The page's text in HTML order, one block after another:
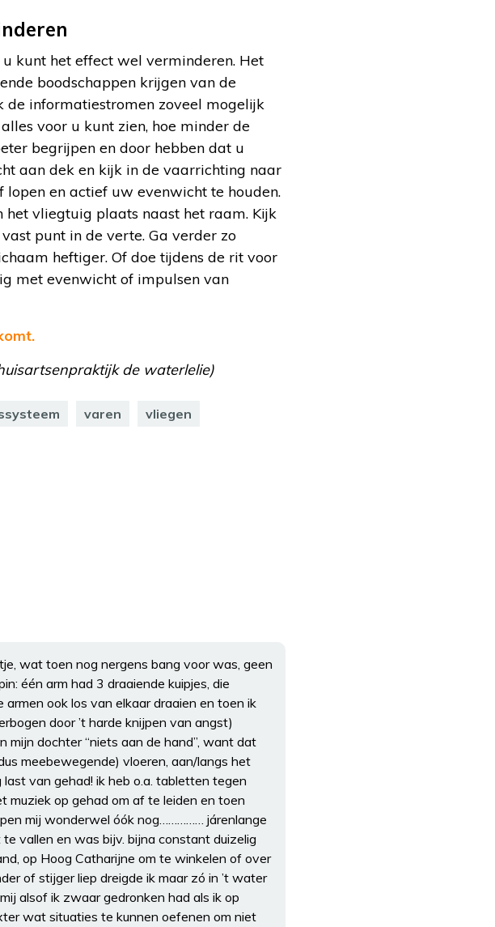
kunt het effect wel verminderen. Het
boodschappen krijgen van de
de informatiestromen zoveel mogelijk
voor u kunt zien, hoe minder de
begrijpen en door hebben dat u
aan dek en kijk in de vaarrichting naar
lopen en actief uw evenwicht te houden.
het vliegtuig plaats naast het raam. Kijk
punt in de verte. Ga verder zo
heftiger. Of doe tijdens de rit voor
met evenwicht of impulsen van
de waterlelie)
varen vliegen
wat toen nog nergens bang voor was, geen
één arm had 3 draaiende kuipjes, die
ook los van elkaar draaien en toen ik
door ’t harde knijpen van angst)
mijn dochter “niets aan de hand”, want dat
meebewegende) vloeren, aan/langs het
van gehad! ik heb o.a. tabletten tegen
muziek op gehad om af te leiden en toen
mij wonderwel óók nog…………… járenlange
vallen en was bijv. bijna constant duizelig
op Hoog Catharijne om te winkelen of over
of stijger liep dreigde ik maar zó in ’t water
alsof ik zwaar gedronken had als ik op
wat situaties te kunnen oefenen om niet